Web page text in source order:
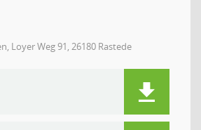
Loyer Weg 91, 26180 Rastede